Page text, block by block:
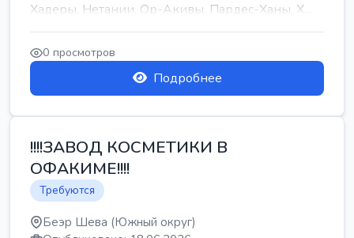
Хадеры, Нетании, Ор-Акивы, Пардес-Ханы, Х...
0 просмотров
Подробнее
!!!!ЗАВОД КОСМЕТИКИ В
ОФАКИМЕ!!!!
Требуются
Беэр Шева (Южный округ)